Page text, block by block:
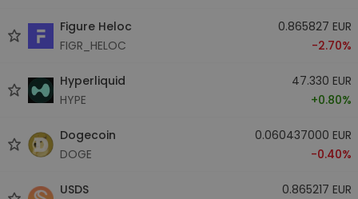
Figure Heloc
FIGR_HELOC
0.865827 EUR
-2.70%
Hyperliquid
HYPE
47.330 EUR
+0.80%
Dogecoin
DOGE
0.060437000 EUR
-0.40%
USDS
0.865217 EUR